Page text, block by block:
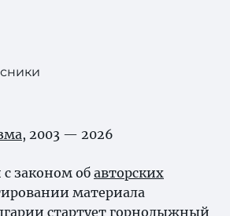
, 2003 — 2026
с законом об авторских
материала
стартует горнолыжный